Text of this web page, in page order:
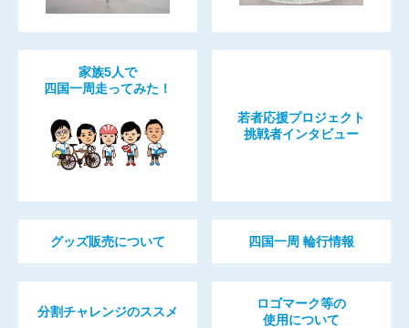
家族5人で
四国一周走ってみた！
若者応援プロジェクト
挑戦者インタビュー
グッズ販売について 四国一周 輪行情報
分割チャレンジのススメ
ロゴマーク等の
使用について